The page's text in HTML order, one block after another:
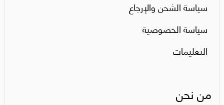
سياسة الشحن والإرجاع
سياسة الخصوصية
التعليمات
من نحن